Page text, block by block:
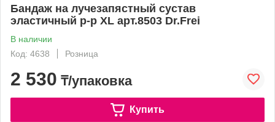
Бандаж на лучезапястный сустав
эластичный р-р XL арт.8503 Dr.Frei
В наличии
Код: 4638
Розница
2 530 ₸/упаковка
Купить